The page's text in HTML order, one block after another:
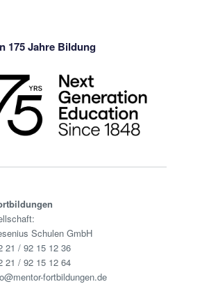
175 Jahre Bildung
Schulen GmbH
21 / 92 15 12 36
21 / 92 15 12 64
fortbildungen.de